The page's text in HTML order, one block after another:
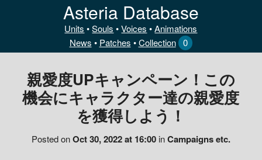
Asteria Database
Units •Souls •Voices •Animations
News • Patches •Collection 0
親愛度UPキャンペーン！この
機会にキャラクター達の親愛度
を獲得しよう！
Posted onOct 30, 2022 at 16:00inCampaigns etc.